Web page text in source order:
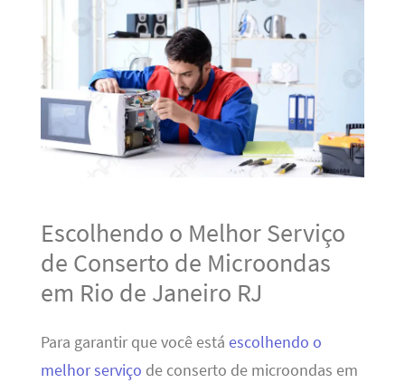
Escolhendo o Melhor Serviço
de Conserto de Microondas
em Rio de Janeiro RJ
Para garantir que você está escolhendo o
melhor serviço de conserto de microondas em